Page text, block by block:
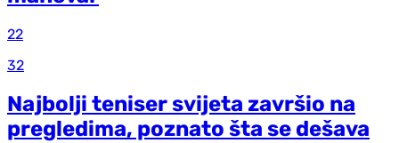
22
32
Najbolji teniser svijeta završio na
pregledima, poznato šta se dešava